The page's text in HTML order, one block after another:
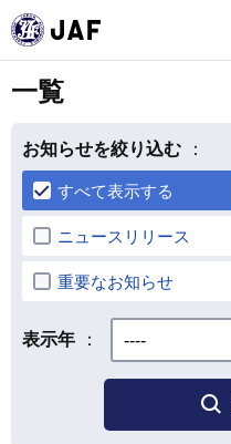
一覧
お知らせを絞り込む
すべて表示する
ニュースリリース
重要なお知らせ
表示年